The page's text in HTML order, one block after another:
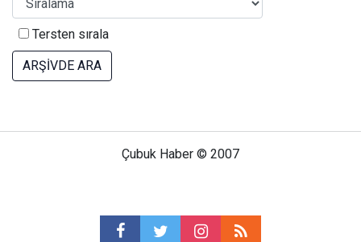
Tersten sırala
ARŞİVDE ARA
Çubuk Haber © 2007